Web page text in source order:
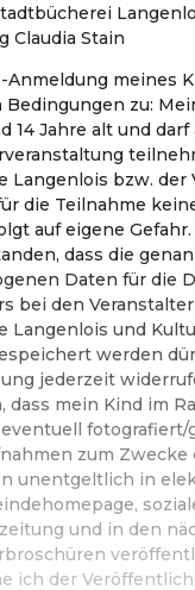
Claudia Stain
Anmeldung meines
Bedingungen zu:
14 Jahre alt und darf
Langenlois bzw. der
die Teilnahme
auf eigene
dass die
Daten für die
bei den
Langenlois und
werden
jederzeit
dass mein Kind im
zum Zwecke
unentgeltlich in
und in den
ich der